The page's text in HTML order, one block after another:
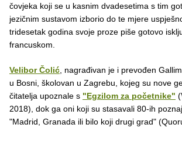
čovjeka koji se u kasnim dvadesetima s tim
jezičnim sustavom izborio do te mjere
tridesetak godina svoje proze piše gotovo
francuskom.
Velibor Čolić , nagrađivan je i prevođen
u Bosni, školovan u Zagrebu, kojeg su nove
čitatelja upoznale s "Egzilom za početnike"
2018), dok ga oni koji su stasavali 80-ih
"Madrid, Granada ili bilo koji drugi grad"